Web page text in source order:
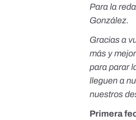
Para la
González.
Gracias a
más y
para parar
lleguen a
nuestros
Primera